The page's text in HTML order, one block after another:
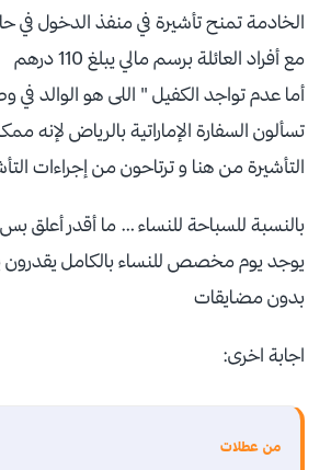
الخادمة تمنح تأشيرة في منفذ الدخول في
مع أفراد العائلة برسم مالي يبلغ 110 درهم
أما عدم تواجد الكفيل " اللى هو الوالد
تسألون السفارة الإماراتية بالرياض لإنه
التأشيرة من هنا و ترتاحون من إجراءات
بالنسبة للسباحة للنساء … ما أقدر أعلق
يوجد يوم مخصص للنساء بالكامل يقدرون
بدون مضايقات
اجابة اخرى:
من عطلات